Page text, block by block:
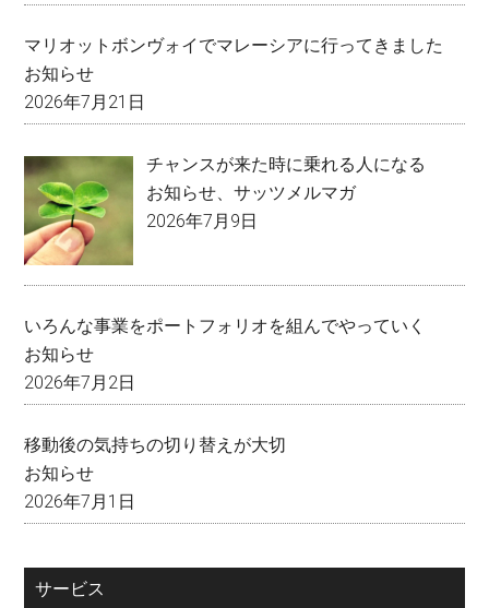
マリオットボンヴォイでマレーシアに行ってきました
お知らせ
2026年7月21日
チャンスが来た時に乗れる人になる
お知らせ、サッツメルマガ
2026年7月9日
いろんな事業をポートフォリオを組んでやっていく
お知らせ
2026年7月2日
移動後の気持ちの切り替えが大切
お知らせ
2026年7月1日
サービス